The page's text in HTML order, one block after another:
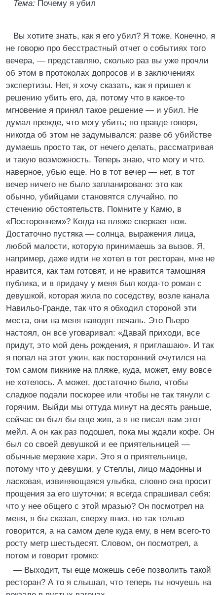
Тема: Почему я убил
Вы хотите знать, как я его убил? Я тоже. Конечно, я
не говорю про бесстрастный отчет о событиях того
вечера, — представляю, сколько раз вы уже прочли
об этом в протоколах допросов и в заключениях
экспертизы. Нет, я хочу сказать, как я пришел к
решению убить его, да, потому что в какое-то
мгновение я принял такое решение — и убил. Не
думал прежде, что могу убить; по правде говоря,
никогда об этом не задумывался: разве об убийстве
думаешь просто так, от нечего делать, рассматривая
и такую возможность. Теперь знаю, что могу и что,
наверное, убью еще. Но в тот вечер — нет, в тот
вечер ничего не было запланировано: это как
обычно, убийцами становятся случайно, по
стечению обстоятельств. Помните у Камю, в
«Постороннем»? Когда на пляже сверкает нож.
Достаточно пустяка — солнца, выражения лица,
любой малости, которую принимаешь за вызов. Я,
например, даже идти не хотел в тот ресторан, мне не
нравится, как там готовят, и не нравится тамошняя
публика, и в придачу у меня был когда-то роман с
девушкой, которая жила по соседству, возле канала
Навильо-Гранде, так что я обходил стороной эти
места, они на меня наводят печаль. Это Пьеро
настоял, он все уговаривал: «Давай приходи, все
придут, это мой день рождения, я приглашаю». И так
я попал на этот ужин, как посторонний очутился на
том самом пикнике на пляже, куда, может, ему вовсе
не хотелось. А может, достаточно было, чтобы
сладкое подали поскорее или чтобы не так тянули с
горячим. Выйди мы оттуда минут на десять раньше,
сейчас он был бы еще жив, а я не писал вам этот
мейл. А он как раз подошел, пока мы ждали кофе. Он
был со своей девушкой и ее приятельницей —
обычные мерзкие хари. Это я о приятельнице,
потому что у девушки, у Стеллы, лицо мадонны и
ласковая, извиняющаяся улыбка, словно она просит
прощения за его шуточки; я всегда спрашивал себя:
что у нее общего с этой мразью? Он посмотрел на
меня, я бы сказал, сверху вниз, но так только
говорится, а на самом деле куда ему, в нем всего-то
росту метр шестьдесят. Словом, он посмотрел, а
потом и говорит громко:
— Выходит, ты еще можешь себе позволить такой
ресторан? А то я слышал, что теперь ты ночуешь на